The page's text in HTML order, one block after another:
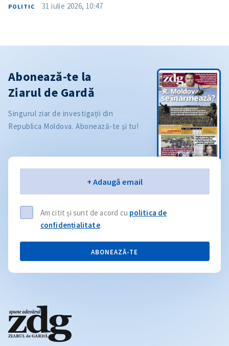
POLITIC 31 iulie 2026, 10:47
Abonează-te la
Ziarul de Gardă
Singurul ziar de investigații din
Republica Moldova. Abonează-te și tu!
+ Adaugă email
Am citit și sunt de acord cu politica de
confidențialitate.
ABONEAZĂ-TE